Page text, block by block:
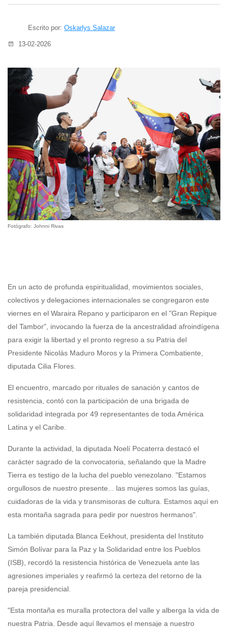
Escrito por: Oskarlys Salazar
13-02-2026
Fotógrafo: Johnni Rivas
En un acto de profunda espiritualidad, movimientos sociales,
colectivos y delegaciones internacionales se congregaron este
viernes en el Waraira Repano y participaron en el "Gran Repique
del Tambor", invocando la fuerza de la ancestralidad afroindígena
para exigir la libertad y el pronto regreso a su Patria del
Presidente Nicolás Maduro Moros y la Primera Combatiente,
diputada Cilia Flores.
El encuentro, marcado por rituales de sanación y cantos de
resistencia, contó con la participación de una brigada de
solidaridad integrada por 49 representantes de toda América
Latina y el Caribe.
Durante la actividad, la diputada Noelí Pocaterra destacó el
carácter sagrado de la convocatoria, señalando que la Madre
Tierra es testigo de la lucha del pueblo venezolano. "Estamos
orgullosos de nuestro presente... las mujeres somos las guías,
cuidadoras de la vida y transmisoras de cultura. Estamos aquí en
esta montaña sagrada para pedir por nuestros hermanos".
La también diputada Blanca Eekhout, presidenta del Instituto
Simón Bolívar para la Paz y la Solidaridad entre los Pueblos
(ISB), recordó la resistencia histórica de Venezuela ante las
agresiones imperiales y reafirmó la certeza del retorno de la
pareja presidencial.
"Esta montaña es muralla protectora del valle y alberga la vida de
nuestra Patria. Desde aquí llevamos el mensaje a nuestro